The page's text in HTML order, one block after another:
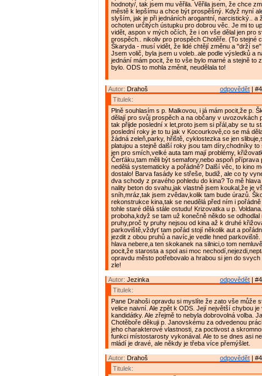
hodnoty/, tak jsem mu věřila. Věřila jsem, že chce
městě k lepšímu a chce být prospěšný. Když nyní
slyším, jak je při jednáních arogantní, narcistický.. a
ochoten určitých ústupku pro dobrou věc. Je mi to
vidět, aspon v mých očích, že i on vše dělal jen pro
prospěch.. nikoliv pro prospěch Chotěře. (To stejné
Škaryda - musí vidět, že lidé chtějí změnu a "drží
Jsem volič, byla jsem u voleb..ale podle výsledků a
jednání mám pocit, že to vše bylo marné a stejně to
bylo. ODS to mohla změnit, neudělala to!
odpovědět |
Autor: Drahoš
Titulek:
Plně souhlasím s p. Malkovou, i já mám pocit,že p.
dělají pro svůj prospěch a na občany v uvozovkách
tak přijde poslední x let,proto jsem si přál,aby se tu
poslední roky je to tu jak v Kocourkově,co se má
žádná zeleň,parky, hřiště, cyklostezka se jen
platujou a stejně další roky jsou tam díry,chodníky to
jen pro smích,velké auta tam mají problémy,
Čerťáku,tam měli být semafory,nebo aspoň příprava
nedělá systematicky a pořádně? Další věc, to kino
dostalo! Barva fasády ke střeše, budiž, ale co ty
dva schody z pravého pohledu do kina? To mě
nality beton do svahu,jak vlastně jsem koukal,že je
sníh,mráz,tak jsem zvědav,kolik tam bude úrazů.
rekonstrukce kina,tak se neudělá před ním i
tohle staré dělá stále ostudu! Krizovatka u p.
proboha,když se tam už konečně někdo se odhodlal
pruhy,proč ty pruhy nejsou od kina až k druhé
parkoviště,vždyť tam pořád stojí několik aut a
jezdit z obou pruhů a navíc,je vedle hned parkoviště.
hlava nebere,a ten skokanek na silnici,o tom
pocit,že starosta a spol asi moc
opravdu město potřebovalo a hrabou si jen do svych
zle!
odpovědět |
Autor: Jezinka
Titulek:
Pane Drahoši opravdu si myslíte že zato vše může
velice naivní. Ale zpět k ODS. Její největší chybou je
kandidátky. Ale zřejmě to nebyla dobrovolná volba.
Chotěboře děkuji p. Janovskému za odvedenou
jeho charakterové vlastnosti, za poctivost a
funkci místostarosty vykonával. Ale to se dnes asi
mládí je dravé, ale někdy je třeba více přemýšlet.
odpovědět |
Autor: Drahoš
Titulek: